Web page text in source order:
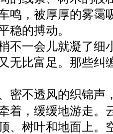
鸣，被厚厚的雾
稳的搏动。
不一会儿就凝了
比富足。那些纠
密不透风的织锦声
着，缓缓地游走
、树叶和地面上